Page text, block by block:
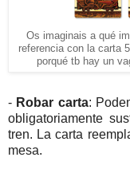
Os imaginais a qué
referencia con la carta
porqué tb hay un
- Robar carta:
obligatoriamente
tren. La carta
mesa.